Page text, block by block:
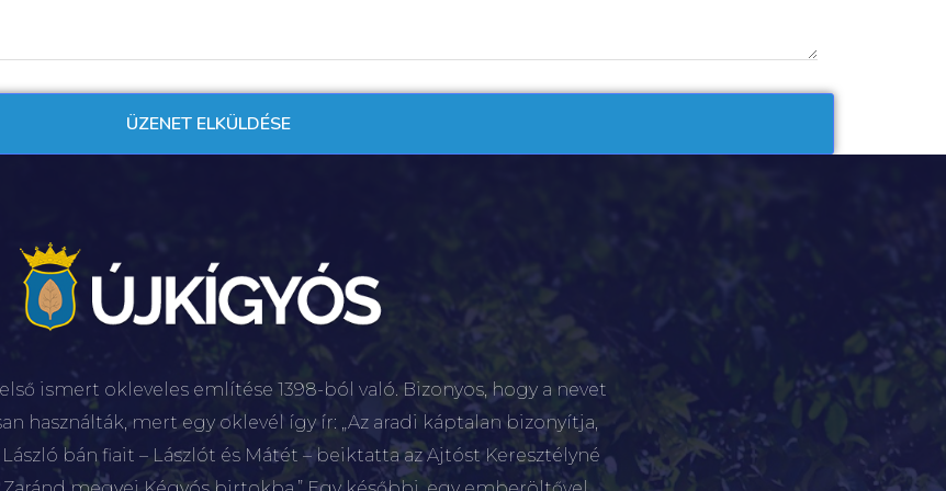
ismert okleveles említése 1398-ból való. Bizonyos, hogy a nevet
használták, mert egy oklevél így ír: „Az aradi káptalan bizonyítja,
bán fiait – Lászlót és Mátét – beiktatta az Ajtóst Keresztélyné